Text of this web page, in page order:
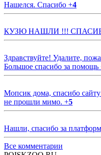
Нашелся. Спасибо +4
КУЗЮ НАШЛИ !!!
Здравствуйте! Удалите,
Большое спасибо за помощь
Мопсик дома, спасибо
не прошли мимо. +5
Нашли, спасибо за
Все комментарии